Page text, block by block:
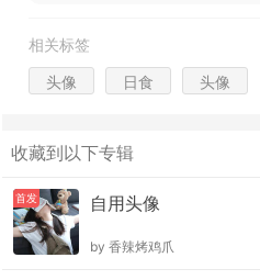
相关标签
头像 日食 头像
收藏到以下专辑
首发 自用头像
by 香辣烤鸡爪